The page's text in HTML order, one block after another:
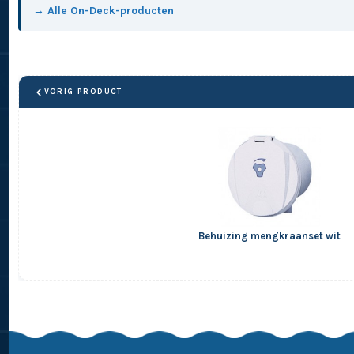
→ Alle On-Deck-producten
VORIG PRODUCT
Behuizing mengkraanset wit